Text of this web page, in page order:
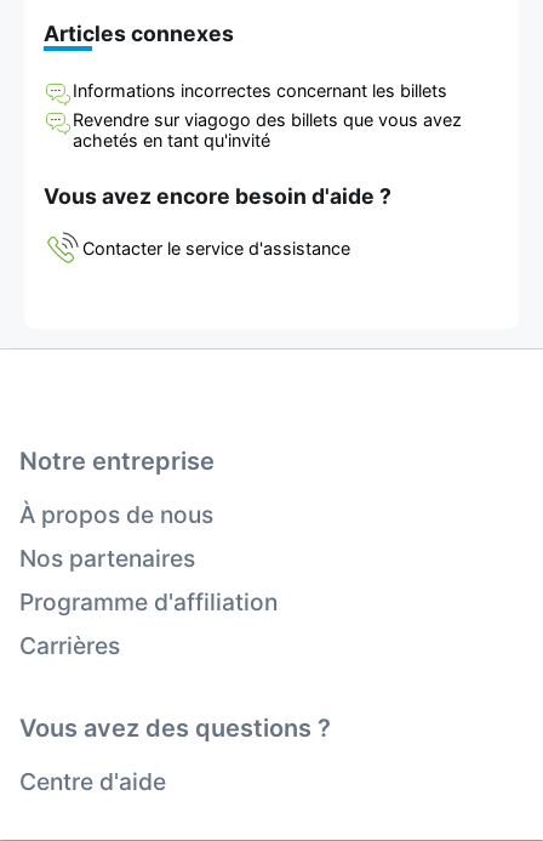
Articles connexes
Informations incorrectes concernant les billets
Revendre sur viagogo des billets que vous avez
achetés en tant qu'invité
Vous avez encore besoin d'aide ?
Contacter le service d'assistance
Notre entreprise
À propos de nous
Nos partenaires
Programme d'affiliation
Carrières
Vous avez des questions ?
Centre d'aide